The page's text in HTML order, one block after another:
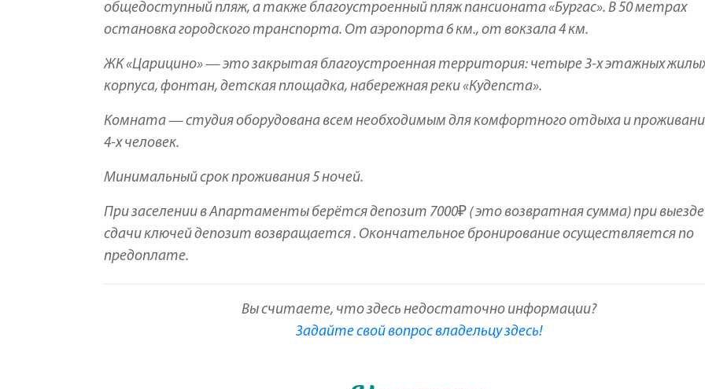
общедоступный пляж, а также благоустроенный пляж пансионата «Бургас». В 50 метрах
остановка городского транспорта. От аэропорта 6 км., от вокзала 4 км.
ЖК «Царицино» — это закрытая благоустроенная территория: четыре 3-х этажных
корпуса, фонтан, детская площадка, набережная реки «Кудепста».
Комната — студия оборудована всем необходимым для комфортного отдыха и
4-х человек.
Минимальный срок проживания 5 ночей.
При заселении в Апартаменты берётся депозит 7000₽ ( это возвратная сумма) при
сдачи ключей депозит возвращается . Окончательное бронирование осуществляется по
предоплате.
Вы считаете, что здесь недостаточно информации?
Задайте свой вопрос владельцу здесь!